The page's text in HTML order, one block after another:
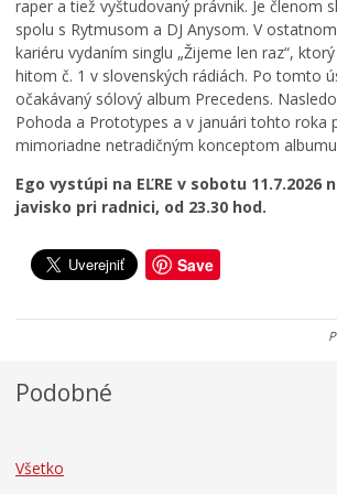
Zdravie
Cirkev
Šport
raper a tiež vyštudovaný právnik. Je členom
spolu s Rytmusom a DJ Anysom. V
kariéru vydaním singlu „Žijeme len raz“,
hitom č. 1 v slovenských rádiách. Po tomto
očakávaný sólový album Precedens.
Pohoda a Prototypes a v januári tohto roka
mimoriadne netradičným konceptom
Ego vystúpi na EĽRE v sobotu 11.7.2026
javisko pri radnici, od 23.30 hod.
Save
Podobné
o
r
i
a
d
o
k
0
7
0
8
6
h
r
a
n
i
c
u
0
7
0
8
6
e
ž
m
a
r
k
u
0
7
0
8
6
Všetko